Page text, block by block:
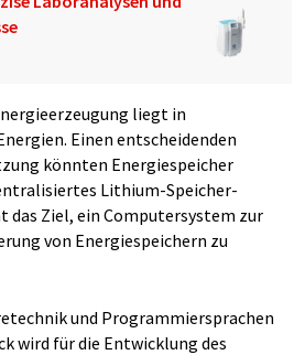
liegt in
Einen entscheidenden
könnten Energiespeicher
Lithium-Speicher-
das Ziel, ein Computersystem zur
von Energiespeichern zu
und Programmiersprachen
wird für die Entwicklung des